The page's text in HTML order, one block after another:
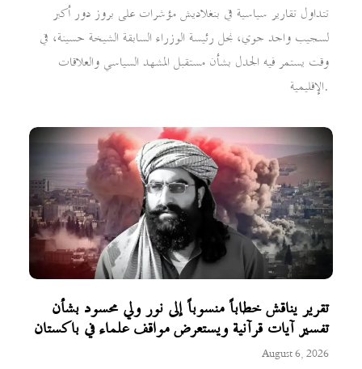
تتداول تقارير سياسية في بنغلاديش مؤشرات على بروز دور أكبر
لسجيب واجد جوي، نجل رئيسة الوزراء السابقة الشيخة حسينة، في
وقت يستمر فيه الجدل بشأن مستقبل المشهد السياسي والعلاقات
الإقليمية.
تقرير يناقش خطاباً منسوباً إلى نور ولي محسود بشأن
تفسير آيات قرآنية ويستعرض مواقف علماء في باكستان
August 6, 2026